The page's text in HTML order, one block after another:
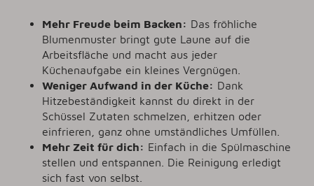
Mehr Freude beim Backen: Das fröhliche
Blumenmuster bringt gute Laune auf die
Arbeitsfläche und macht aus jeder
Küchenaufgabe ein kleines Vergnügen.
Weniger Aufwand in der Küche: Dank
Hitzebeständigkeit kannst du direkt in der
Schüssel Zutaten schmelzen, erhitzen oder
einfrieren, ganz ohne umständliches Umfüllen.
Mehr Zeit für dich: Einfach in die Spülmaschine
stellen und entspannen. Die Reinigung erledigt
sich fast von selbst.